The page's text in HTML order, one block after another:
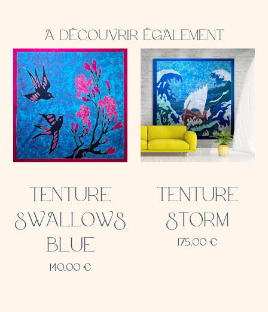
A DÉCOUVRIR ÉGALEMENT
TENTURE
SWALLOWS
BLUE
140,00€
TENTURE
STORM
175,00€